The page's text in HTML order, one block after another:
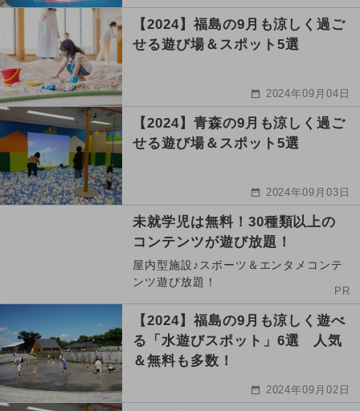
【2024】福島の9月も涼しく過ご
せる遊び場＆スポット5選
2024年09月04日
【2024】青森の9月も涼しく過ご
せる遊び場＆スポット5選
2024年09月03日
未就学児は無料！30種類以上の
コンテンツが遊び放題！
屋内型施設♪スポーツ＆エンタメコンテ
ンツ遊び放題！
PR
【2024】福島の9月も涼しく遊べ
る「水遊びスポット」6選 人気
＆無料も多数！
2024年09月02日